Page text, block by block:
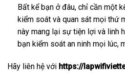
Bất kể bạn ở đâu, chỉ cần một
kiểm soát và quan sát mọi thứ
này mang lại sự tiện lợi và linh
bạn kiểm soát an ninh mọi lúc,
Hãy liên hệ với https://